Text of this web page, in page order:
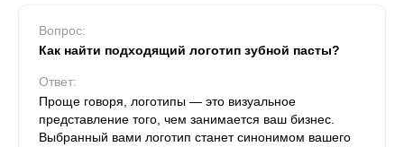
Вопрос:
Как найти подходящий логотип зубной пасты?
Ответ:
Проще говоря, логотипы — это визуальное
представление того, чем занимается ваш бизнес.
Выбранный вами логотип станет синонимом вашего